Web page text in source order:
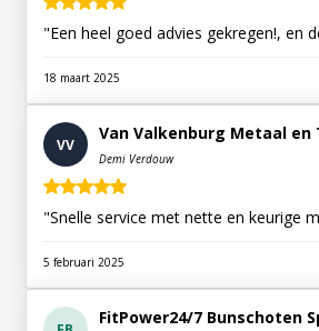
"Een heel goed advies gekregen!, en
18 maart 2025
VV
Van Valkenburg Metaal en
Demi Verdouw
"Snelle service met nette en keurige
5 februari 2025
FitPower24/7 Bunschoten